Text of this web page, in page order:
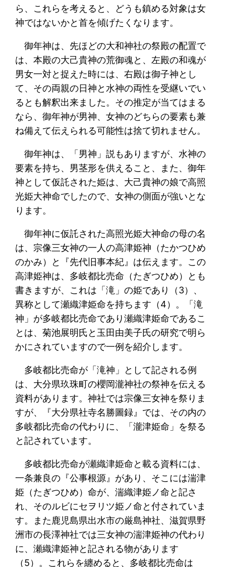
ら、これらを考えると、どうも鎮める対象は女
神ではないかと首を傾げたくなります。
御年神は、先ほどの大和神社の祭殿の配置で
は、本殿の大己貴神の荒御魂と、左殿の和魂が
男女一対と捉えた時には、右殿は御子神とし
て、その両親の日神と水神の両性を受継いでい
るとも解釈出来ました。その推定が当てはまる
なら、御年神が男神、女神のどちらの要素も兼
ね備えて伝えられる可能性は捨て切れません。
御年神は、「男神」説もありますが、水神の
要素を持ち、男茎形を供えること、また、御年
神として仮託された姫は、大己貴神の娘で高照
光姫大神命でしたので、女神の側面が強いとな
ります。
御年神に仮託された高照光姫大神命の母の名
は、宗像三女神の一人の高津姫神（たかつひめ
のかみ）と『先代旧事本紀』は伝えます。この
高津姫神は、多岐都比売命（たぎつひめ）とも
書きますが、これは「滝」の姫であり（3）、
異称として瀬織津姫命を持ちます（4）。「滝
神」が多岐都比売命であり瀬織津姫命であるこ
とは、菊池展明氏と玉田由美子氏の研究で明ら
かにされていますので一例を紹介します。
多岐都比売命が「滝神」として記される例
は、大分県玖珠町の櫻岡瀧神社の祭神を伝える
資料があります。神社では宗像三女神を祭りま
すが、『大分県社寺名勝圖録』では、その内の
多岐都比売命の代わりに、「瀧津姫命」を祭る
と記されています。
多岐都比売命が瀬織津姫命と載る資料には、
一条兼良の『公事根源』があり、そこには湍津
姫（たぎつひめ）命が、湍織津姫ノ命と記さ
れ、そのルビにセヲリツ姫ノ命と付されていま
す。また鹿児島県出水市の厳島神社、滋賀県野
洲市の長澤神社では三女神の湍津姫神の代わり
に、瀬織津姫神と記される物があります
（5）。これらを纏めると、多岐都比売命は